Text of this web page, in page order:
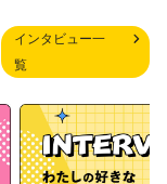
インタビュー一
覧